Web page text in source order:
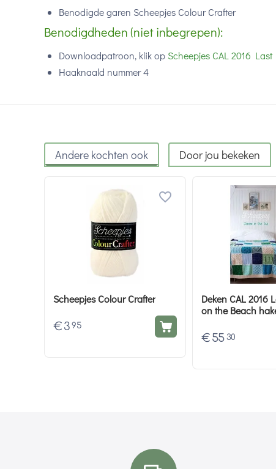
Benodigde garen Scheepjes Colour Crafter
Benodigdheden (niet inbegrepen):
Downloadpatroon, klik op Scheepjes CAL 2016
Haaknaald nummer 4
Andere kochten ook Door jou bekeken
Scheepjes Colour Crafter
€ 3 95
Deken CAL 2016
on the Beach
€ 55 30